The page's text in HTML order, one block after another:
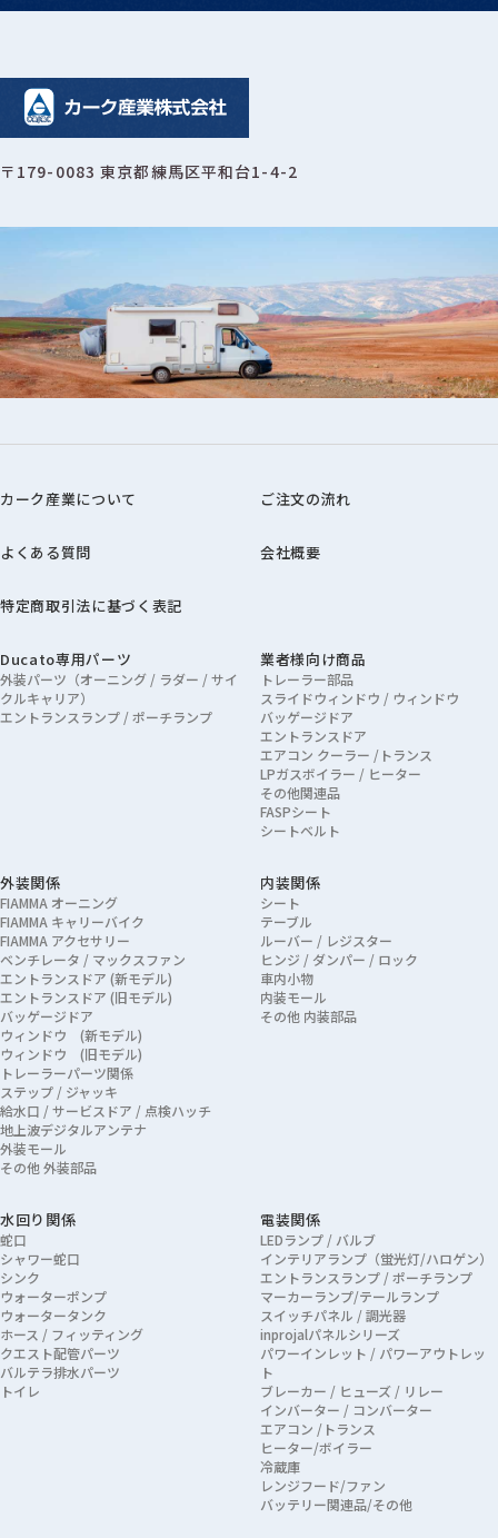
〒179-0083 東京都練馬区平和台1-4-2
カーク産業について ご注文の流れ
よくある質問 会社概要
特定商取引法に基づく表記
Ducato専用パーツ
外装パーツ（オーニング / ラダー / サイ
クルキャリア）
エントランスランプ / ポーチランプ
業者様向け商品
トレーラー部品
スライドウィンドウ / ウィンドウ
バッゲージドア
エントランスドア
エアコン クーラー /トランス
LPガスボイラー / ヒーター
その他関連品
FASPシート
シートベルト
外装関係
FIAMMA オーニング
FIAMMA キャリーバイク
FIAMMA アクセサリー
ベンチレータ / マックスファン
エントランスドア (新モデル)
エントランスドア (旧モデル)
バッゲージドア
ウィンドウ (新モデル)
ウィンドウ (旧モデル)
トレーラーパーツ関係
ステップ / ジャッキ
給水口 / サービスドア / 点検ハッチ
地上波デジタルアンテナ
外装モール
その他 外装部品
内装関係
シート
テーブル
ルーバー / レジスター
ヒンジ / ダンパー / ロック
車内小物
内装モール
その他 内装部品
水回り関係
蛇口
シャワー蛇口
シンク
ウォーターポンプ
ウォータータンク
ホース / フィッティング
クエスト配管パーツ
バルテラ排水パーツ
トイレ
電装関係
LEDランプ / バルブ
インテリアランプ（蛍光灯/ハロゲン）
エントランスランプ / ポーチランプ
マーカーランプ/テールランプ
スイッチパネル / 調光器
inprojalパネルシリーズ
パワーインレット / パワーアウトレッ
ト
ブレーカー / ヒューズ / リレー
インバーター / コンバーター
エアコン /トランス
ヒーター/ボイラー
冷蔵庫
レンジフード/ファン
バッテリー関連品/その他